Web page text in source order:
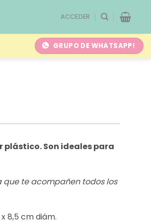
ACCEDER
GRUPO DE WHATSAPP!
Son ideales para
que te acompañen todos los
8,5 cm diám.